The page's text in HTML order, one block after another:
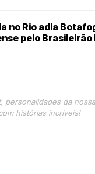
no Rio adia
pelo Brasileirão
personalidades da nossa
histórias incríveis!